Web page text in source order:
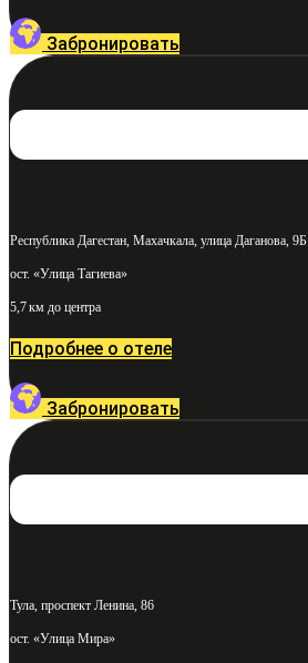
Забронировать
Республика Дагестан, Махачкала, улица Даганова, 9Б
ост. «Улица Тагиева»
5,7 км до центра
Подробнее о отеле
Забронировать
Тула, проспект Ленина, 86
ост. «Улица Мира»